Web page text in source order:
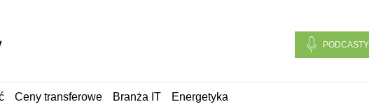
PODCASTY
Ceny transferowe Branża IT Energetyka